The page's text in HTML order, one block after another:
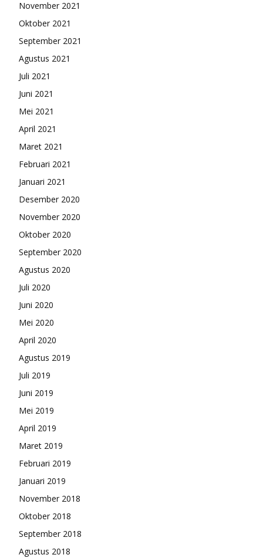
November 2021
Oktober 2021
September 2021
Agustus 2021
Juli 2021
Juni 2021
Mei 2021
April 2021
Maret 2021
Februari 2021
Januari 2021
Desember 2020
November 2020
Oktober 2020
September 2020
Agustus 2020
Juli 2020
Juni 2020
Mei 2020
April 2020
Agustus 2019
Juli 2019
Juni 2019
Mei 2019
April 2019
Maret 2019
Februari 2019
Januari 2019
November 2018
Oktober 2018
September 2018
Agustus 2018